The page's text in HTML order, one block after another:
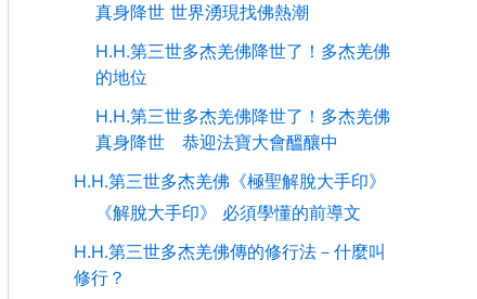
真身降世 世界湧現找佛熱潮
H.H.第三世多杰羌佛降世了！多杰羌佛
的地位
H.H.第三世多杰羌佛降世了！多杰羌佛
真身降世 恭迎法寶大會醞釀中
H.H.第三世多杰羌佛《極聖解脫大手印》
《解脫大手印》 必須學懂的前導文
H.H.第三世多杰羌佛傳的修行法－什麼叫
修行？